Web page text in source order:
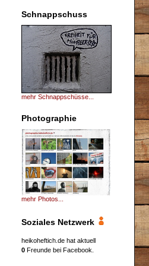
Schnappschuss
mehr Schnappschüsse...
Photographie
mehr Photos...
Soziales Netzwerk
heikoheftich.de hat aktuell
0 Freunde bei Facebook.